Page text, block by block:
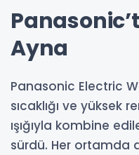
Ayna
Panasonic Electric
sıcaklığı ve yüksek
ışığıyla kombine
sürdü. Her ortamda